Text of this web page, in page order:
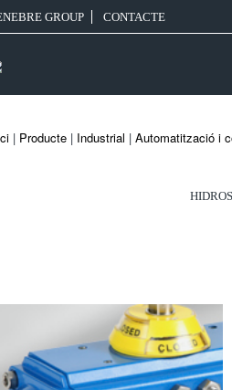
GROUP CONTACTE
| Producte | Industrial | Automatització i